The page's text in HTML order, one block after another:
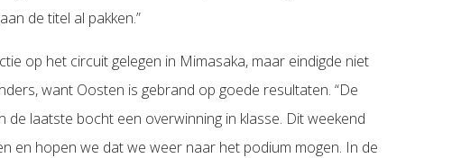
de titel al pakken.”
op het circuit gelegen in Mimasaka, maar eindigde niet
want Oosten is gebrand op goede resultaten. “De
de laatste bocht een overwinning in klasse. Dit weekend
en hopen we dat we weer naar het podium mogen. In de